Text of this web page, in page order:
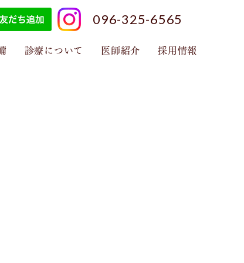
096-325-6565
診療について 医師紹介 採用情報